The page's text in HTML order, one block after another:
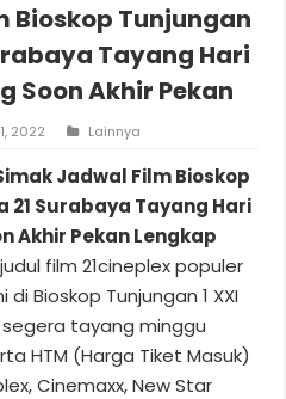
Bioskop Tunjungan
Tayang Hari
Soon Akhir Pekan
2022 Lainnya
Jadwal Film Bioskop
21 Surabaya Tayang Hari
Akhir Pekan Lengkap
film 21cineplex populer
Bioskop Tunjungan 1 XXI
segera tayang minggu
HTM (Harga Tiket Masuk)
Cinemaxx, New Star